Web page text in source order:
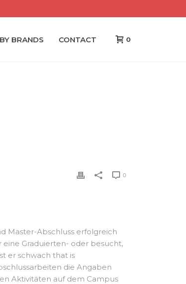
BRANDS CONTACT 0
0
Master-Abschluss erfolgreich
eine Graduierten- oder besucht,
er schwach that is
die Angaben
Aktivitäten auf dem Campus